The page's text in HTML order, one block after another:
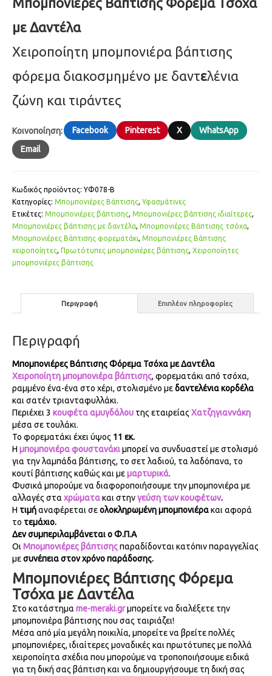
με Δαντέλα
Χειροποίητη μπομπονιέρα βάπτισης
φόρεμα διακοσμημένο με δαντελένια
ζώνη και τιράντες
Κοινοποίηση: Facebook Pinterest X
WhatsApp
Email
Κωδικός προϊόντος: ΥΦ078-Β
Κατηγορίες: Μπομπονιέρες Βάπτισης, Υφασμάτινες
Ετικέτες: Μπομπονιέρες βάπτισης, Μπομπονιέρες βάπτισης ιδιαίτερες,
Μπομπονιέρες βάπτισης με δαντέλα, Μπομπονιέρες Βάπτισης τσόχα,
Μπομπονιέρες Βάπτισης φορεματάκι, Μπομπονιέρες Βάπτισης
χειροποίητες, Πρωτότυπες μπομπονιέρες βάπτισης, Χειροποίητες
μπομπονιέρες βάπτισης
Περιγραφή Επιπλέον πληροφορίες
Περιγραφή
Μπομπονιέρες Βάπτισης Φόρεμα Τσόχα με Δαντέλα
Χειροποίητη μπομπονιέρα βάπτισης, φορεματάκι από τσόχα,
ραμμένο ένα-ένα στο χέρι, στολισμένο μεδαντελένια κορδέλα
και σατέν τριανταφυλλάκι.
Περιέχει 3 κουφέτα αμυγδάλου της εταιρείας Χατζηγιαννάκη
μέσα σε τουλάκι.
Το φορεματάκι έχει ύψος 11 εκ.
Η μπομπονιέρα φουστανάκιμπορεί να συνδυαστεί με στολισμό
για την λαμπάδα βάπτισης, το σετ λαδιού, τα λαδόπανα, το
κουτί βάπτισης καθώς και μεμαρτυρικά.
Φυσικά μπορούμε να διαφοροποιήσουμε την μπομπονιέρα με
αλλαγές στα χρώματακαι στηνγεύση των κουφέτων.
Η τιμήαναφέρεται σεολοκληρωμένη μπομπονιέρακαι αφορά
το τεμάχιο.
Δεν συμπεριλαμβάνεται ο Φ.Π.Α
Οι Μπομπονιέρες βάπτισηςπαραδίδονται κατόπιν παραγγελίας
μεσυνέπεια στον χρόνο παράδοσης.
Μπομπονιέρες Βάπτισης Φόρεμα
Τσόχα με Δαντέλα
Στο κατάστημα me-meraki.grμπορείτε να διαλέξετε την
μπομπονιέρα βάπτισης που σας ταιριάζει!
Μέσα από μία μεγάλη ποικιλία, μπορείτε να βρείτε πολλές
μπομπονιέρες, ιδιαίτερες μοναδικές και πρωτότυπες με πολλά
χειροποίητα σχέδια που μπορούμε να τροποποιήσουμε ειδικά
για τη δική σας βάπτιση και να δημιουργήσουμε τη δική σας